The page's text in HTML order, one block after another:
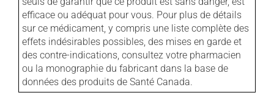
efficace ou adéquat pour vous. Pour plus de détails
sur ce médicament, y compris une liste complète des
effets indésirables possibles, des mises en garde et
des contre-indications, consultez votre pharmacien
ou la monographie du fabricant dans la base de
données des produits de Santé Canada.